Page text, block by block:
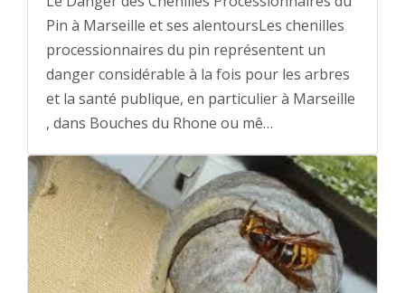
Pin à Marseille et ses alentoursLes chenilles
processionnaires du pin représentent un
danger considérable à la fois pour les arbres
et la santé publique, en particulier à Marseille
, dans Bouches du Rhone ou mê…